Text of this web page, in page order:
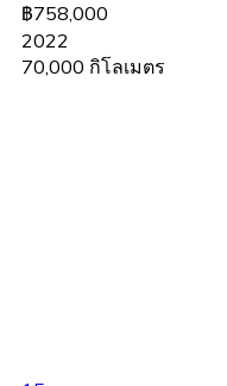
฿758,000
2022
70,000 กิโลเมตร